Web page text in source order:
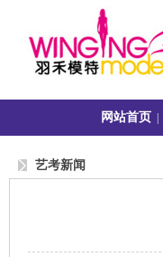
网站首页
艺考新闻